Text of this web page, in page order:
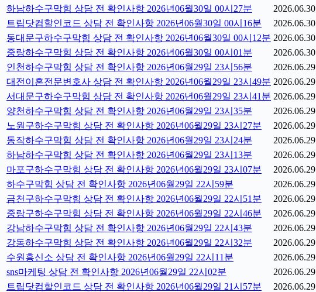
하남하수구막힘 상담 전 확인사항 2026년06월30일 00시27분
2026.06.30
트립닷컴할인코드 상담 전 확인사항 2026년06월30일 00시16분
2026.06.30
동대문구하수구막힘 상담 전 확인사항 2026년06월30일 00시12분 2026.06.30
중랑하수구막힘 상담 전 확인사항 2026년06월30일 00시01분
2026.06.30
인천하수구막힘 상담 전 확인사항 2026년06월29일 23시56분
2026.06.29
대전이혼전문변호사 상담 전 확인사항 2026년06월29일 23시49분 2026.06.29
서대문구하수구막힘 상담 전 확인사항 2026년06월29일 23시41분 2026.06.29
양천하수구막힘 상담 전 확인사항 2026년06월29일 23시35분
2026.06.29
노원구하수구막힘 상담 전 확인사항 2026년06월29일 23시27분
2026.06.29
동작하수구막힘 상담 전 확인사항 2026년06월29일 23시24분
2026.06.29
하남하수구막힘 상담 전 확인사항 2026년06월29일 23시13분
2026.06.29
마포구하수구막힘 상담 전 확인사항 2026년06월29일 23시07분
2026.06.29
하수구막힘 상담 전 확인사항 2026년06월29일 22시59분
2026.06.29
금천구하수구막힘 상담 전 확인사항 2026년06월29일 22시51분
2026.06.29
중랑구하수구막힘 상담 전 확인사항 2026년06월29일 22시46분
2026.06.29
강남하수구막힘 상담 전 확인사항 2026년06월29일 22시43분
2026.06.29
강동하수구막힘 상담 전 확인사항 2026년06월29일 22시32분
2026.06.29
수원흥신소 상담 전 확인사항 2026년06월29일 22시11분
2026.06.29
sns마케팅 상담 전 확인사항 2026년06월29일 22시02분
2026.06.29
트립닷컴할인코드 상담 전 확인사항 2026년06월29일 21시57분
2026.06.29